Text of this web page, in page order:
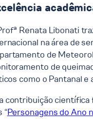
Renata Libonati
na área de
de
de
como o Pantanal e
contribuição científica
“Personagens do Ano